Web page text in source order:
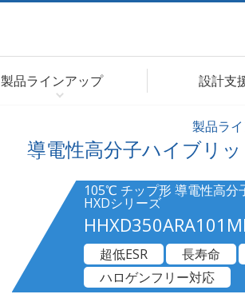
製品ラインアップ 設計支
製品ラ
導電性高分子ハイブリ
105℃ チップ形 導電性高分
HXDシリーズ
超低ESR
長寿命
ハロゲンフリー対応